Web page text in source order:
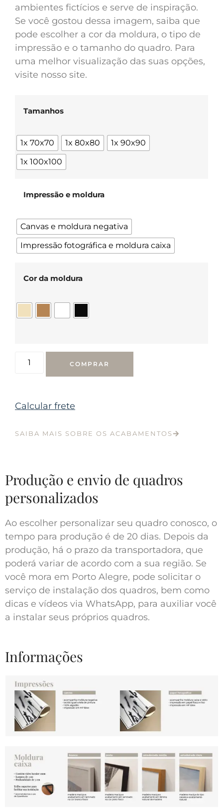
ambientes fictícios e serve de inspiração.
Se você gostou dessa imagem, saiba que
pode escolher a cor da moldura, o tipo de
impressão e o tamanho do quadro. Para
uma melhor visualização das suas opções,
visite nosso site.
Tamanhos
1x 70x70 1x 80x80
1x 90x90
1x 100x100
Impressão e moldura
Canvas e moldura negativa
Impressão fotográfica e moldura caixa
Cor da moldura
COMPRAR
Calcular frete
SAIBA MAIS SOBRE OS ACABAMENTOS
Produção e envio de quadros
personalizados
Ao escolher personalizar seu quadro conosco, o
tempo para produção é de 20 dias. Depois da
produção, há o prazo da transportadora, que
poderá variar de acordo com a sua região. Se
você mora em Porto Alegre, pode solicitar o
serviço de instalação dos quadros, bem como
dicas e vídeos via WhatsApp, para auxiliar você
a instalar seus próprios quadros.
Informações